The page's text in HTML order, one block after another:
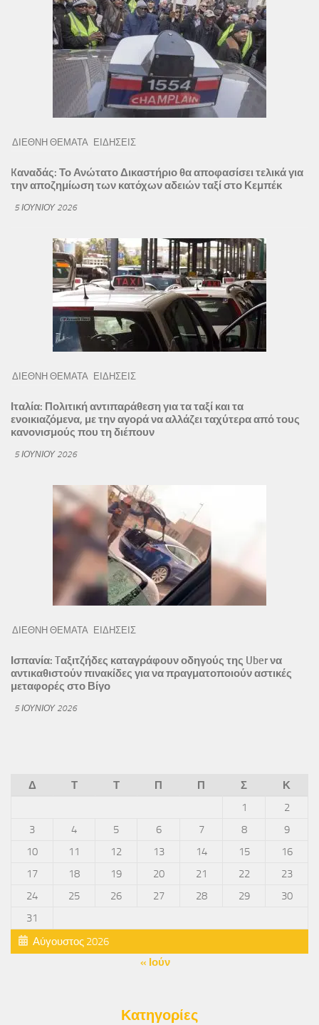
ΔΙΕΘΝΗ ΘΕΜΑΤΑ ΕΙΔΗΣΕΙΣ
Kαναδάς: Το Ανώτατο Δικαστήριο θα αποφασίσει τελικά για
την αποζημίωση των κατόχων αδειών ταξί στο Κεμπέκ
5 ΙΟΥΝΊΟΥ 2026
ΔΙΕΘΝΗ ΘΕΜΑΤΑ ΕΙΔΗΣΕΙΣ
Ιταλία: Πολιτική αντιπαράθεση για τα ταξί και τα
ενοικιαζόμενα, με την αγορά να αλλάζει ταχύτερα από τους
κανονισμούς που τη διέπουν
5 ΙΟΥΝΊΟΥ 2026
ΔΙΕΘΝΗ ΘΕΜΑΤΑ ΕΙΔΗΣΕΙΣ
Ισπανία: Tαξιτζήδες καταγράφουν οδηγούς της Uber να
αντικαθιστούν πινακίδες για να πραγματοποιούν αστικές
μεταφορές στο Βίγο
5 ΙΟΥΝΊΟΥ 2026
Αύγουστος 2026
Δ Τ Τ Π Π Σ
Κ
1
2
3
4 5 6 7 8
9
10
11 12 13 14 15
16
17
18 19 20 21 22
23
24
25 26 27 28 29
30
31
« Ιούν
Κατηγορίες